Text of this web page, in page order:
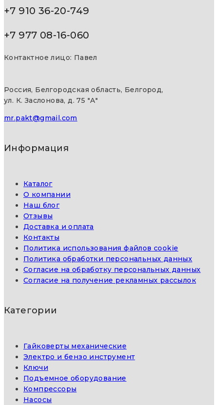
+7 910 36-20-749
+7 977 08-16-060
Контактное лицо: Павел
Россия, Белгородская область, Белгород,
ул. К. Заслонова, д. 75 "А"
mr.pakt@gmail.com
Информация
Каталог
О компании
Наш блог
Отзывы
Доставка и оплата
Контакты
Политика использования файлов cookie
Политика обработки персональных данных
Согласие на обработку персональных данных
Согласие на получение рекламных рассылок
Категории
Гайковерты механические
Электро и бензо инструмент
Ключи
Подъемное оборудование
Компрессоры
Насосы